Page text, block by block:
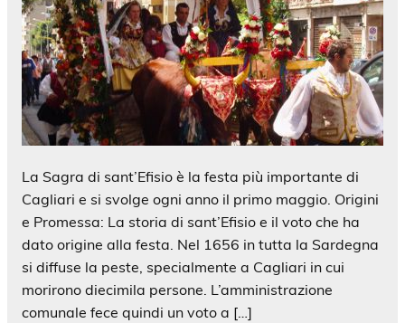
La Sagra di sant’Efisio è la festa più importante di
Cagliari e si svolge ogni anno il primo maggio. Origini
e Promessa: La storia di sant’Efisio e il voto che ha
dato origine alla festa. Nel 1656 in tutta la Sardegna
si diffuse la peste, specialmente a Cagliari in cui
morirono diecimila persone. L’amministrazione
comunale fece quindi un voto a […]